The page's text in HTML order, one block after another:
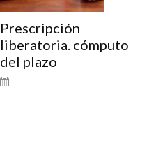
Prescripción
liberatoria. cómputo
del plazo